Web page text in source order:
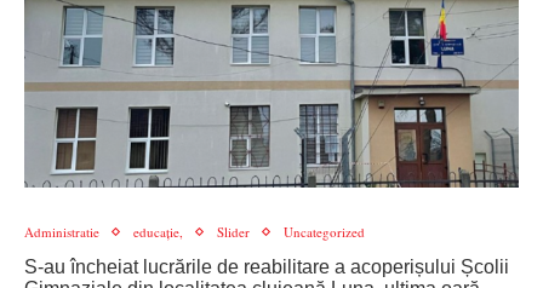
Administratie educație, Slider Uncategorized
S-au încheiat lucrările de reabilitare a acoperișului Școlii